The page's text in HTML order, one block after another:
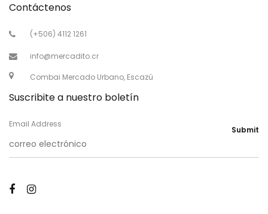
Contáctenos
(+506) 4112 1261
info@mercadito.cr
Combai Mercado Urbano, Escazú
Suscribite a nuestro boletín
Email Address
Submit